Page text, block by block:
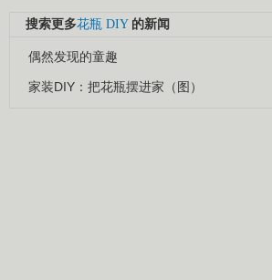
搜索更多花瓶 DIY 的新闻
偶然发现的童趣
家装DIY：把花瓶摆进家（图）